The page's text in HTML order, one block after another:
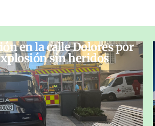
en la calle Dolores por
sin heridos